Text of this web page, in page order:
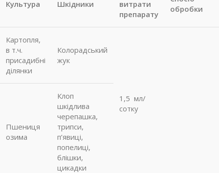
Культура Шкідники
витрати
препарату
обробки
Картопля,
в т.ч.
присадибні
ділянки
Колорадський
жук
1,5 мл/
сотку
Пшениця
озима
Клоп
шкідлива
черепашка,
трипси,
п’явиці,
попелиці,
блішки,
цикадки